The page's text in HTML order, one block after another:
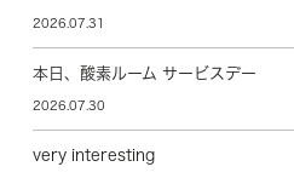
2026.07.31
本日、酸素ルーム サービスデー
2026.07.30
very interesting